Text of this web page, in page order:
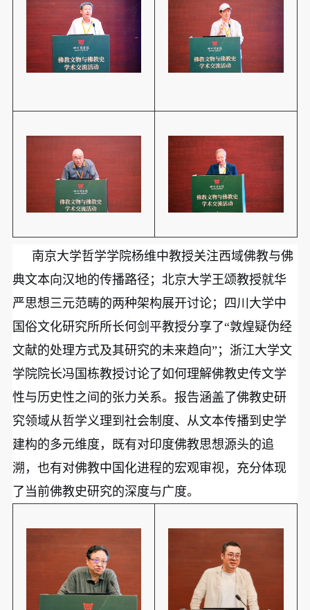
南京大学哲学学院杨维中教授关注西域佛教与佛
典文本向汉地的传播路径；北京大学王颂教授就华
严思想三元范畴的两种架构展开讨论；四川大学中
国俗文化研究所所长何剑平教授分享了“敦煌疑伪经
文献的处理方式及其研究的未来趋向”；浙江大学文
学院院长冯国栋教授讨论了如何理解佛教史传文学
性与历史性之间的张力关系。报告涵盖了佛教史研
究领域从哲学义理到社会制度、从文本传播到史学
建构的多元维度，既有对印度佛教思想源头的追
溯，也有对佛教中国化进程的宏观审视，充分体现
了当前佛教史研究的深度与广度。